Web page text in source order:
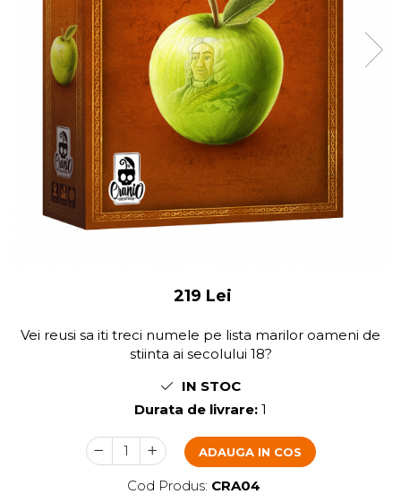
219 Lei
Vei reusi sa iti treci numele pe lista marilor oameni de
stiinta ai secolului 18?
IN STOC
Durata de livrare: 1
ADAUGA IN COS
Cod Produs: CRA04